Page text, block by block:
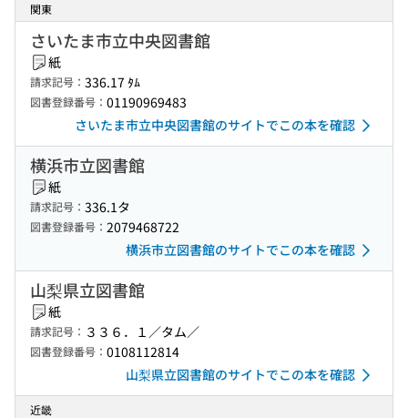
関東
さいたま市立中央図書館
紙
請求記号： 336.17 ﾀﾑ
図書登録番号： 01190969483
さいたま市立中央図書館のサイトでこの本を確認
横浜市立図書館
紙
請求記号： 336.1タ
図書登録番号： 2079468722
横浜市立図書館のサイトでこの本を確認
山梨県立図書館
紙
請求記号： ３３６．１／タム／
図書登録番号： 0108112814
山梨県立図書館のサイトでこの本を確認
近畿